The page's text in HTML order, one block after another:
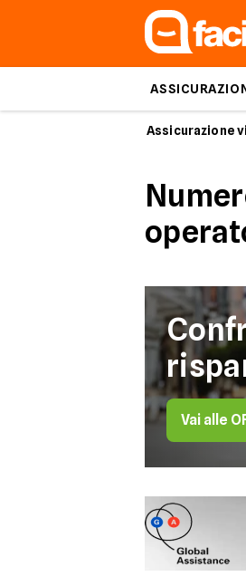
Assicurazione
Vai alle